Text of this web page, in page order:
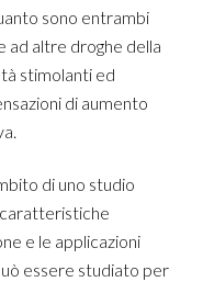
sono entrambi
ad altre droghe della
stimolanti ed
di aumento
di uno studio
e le applicazioni
essere studiato per